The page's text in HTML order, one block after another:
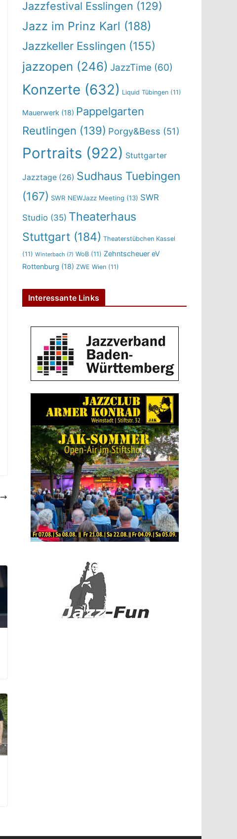
Jazzfestival Esslingen (129)
Jazz im Prinz Karl (188)
Jazzkeller Esslingen (155)
jazzopen (246) JazzTime (60)
Konzerte (632) Liquid Tübingen (11)
Mauerwerk (18) Pappelgarten
Reutlingen (139) Porgy&Bess (51)
Portraits (922) Stuttgarter
Jazztage (26) Sudhaus Tuebingen
(167) SWR NEWJazz Meeting (13) SWR
Studio (35) Theaterhaus
Stuttgart (184) Theaterstübchen Kassel
(11) Winterbach (7) WoB (11) Zehntscheuer eV
Rottenburg (18) ZWE Wien (11)
Interessante Links